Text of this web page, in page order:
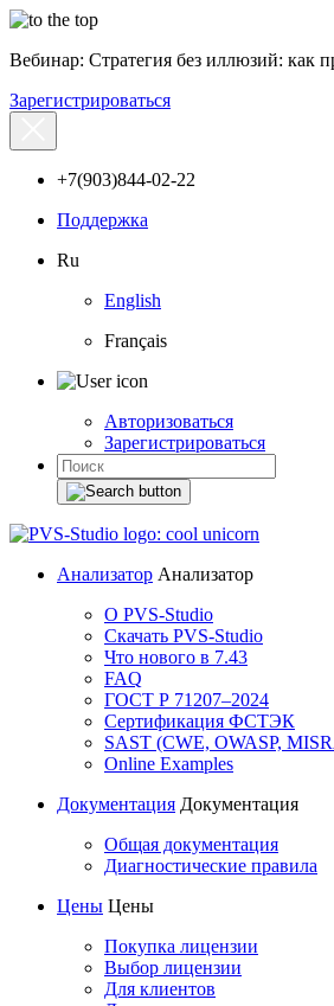
Вебинар: Стратегия без иллюзий: как
Зарегистрироваться
+7(903)844-02-22
Поддержка
Ru
English
Français
Авторизоваться
Зарегистрироваться
Анализатор Анализатор
О PVS-Studio
Скачать PVS-Studio
Что нового в 7.43
FAQ
ГОСТ Р 71207–2024
Сертификация ФСТЭК
SAST (CWE, OWASP,
Online Examples
Документация Документация
Общая документация
Диагностические правила
Цены Цены
Покупка лицензии
Выбор лицензии
Для клиентов